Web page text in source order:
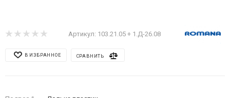
Артикул: 103.21.05 + 1.Д-26.08
В ИЗБРАННОЕ СРАВНИТЬ